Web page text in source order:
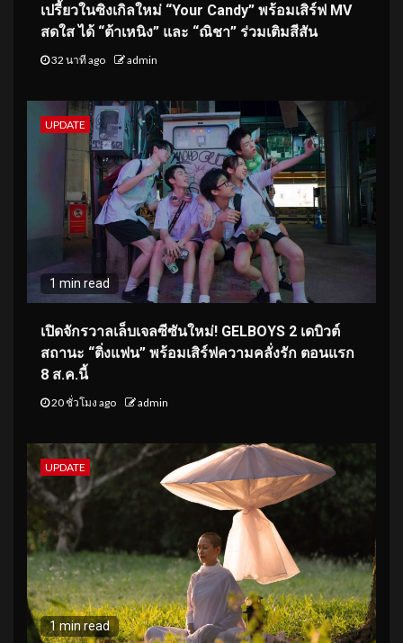
เปรี้ยวในซิงเกิลใหม่ “Your Candy” พร้อมเสิร์ฟ MV
สดใส ได้ “ต้าเหนิง” และ “ณิชา” ร่วมเติมสีสัน
32 นาที ago admin
UPDATE
1 min read
เปิดจักรวาลเล็บเจลซีซันใหม่! GELBOYS 2 เดบิวต์
สถานะ “ติ่งแฟน” พร้อมเสิร์ฟความคลั่งรัก ตอนแรก
8 ส.ค.นี้
20 ชั่วโมง ago admin
UPDATE
1 min read